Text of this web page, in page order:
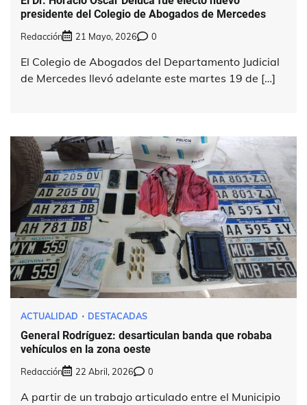
presidente del Colegio de Abogados de Mercedes
Redacción 21 Mayo, 2026 0
El Colegio de Abogados del Departamento Judicial
de Mercedes llevó adelante este martes 19 de […]
ACTUALIDAD DESTACADAS
General Rodríguez: desarticulan banda que robaba
vehículos en la zona oeste
Redacción 22 Abril, 2026 0
A partir de un trabajo articulado entre el Municipio